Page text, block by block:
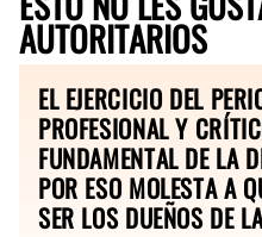
AUTORITARIOS
EL EJERCICIO DEL
PROFESIONAL Y
FUNDAMENTAL DE LA
POR ESO MOLESTA A
SER LOS DUEÑOS DE